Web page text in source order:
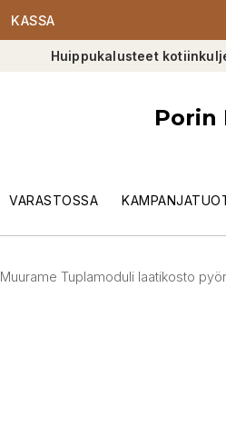
KASSA
Huippukalusteet
Porin
VARASTOSSA
Muurame Tuplamoduli laatikosto